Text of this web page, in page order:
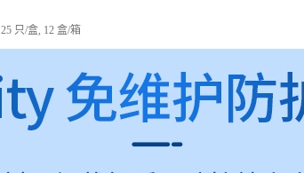
只/盒, 12 盒/箱